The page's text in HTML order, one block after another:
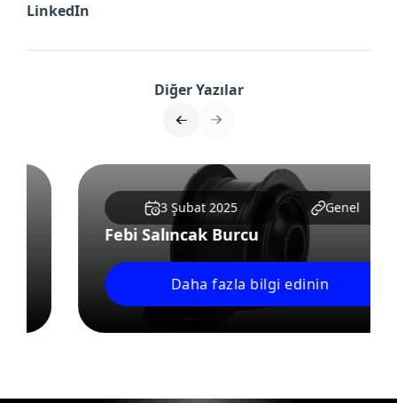
LinkedIn
Diğer Yazılar
3 Şubat 2025 Genel
Febi Salıncak Burcu
Daha fazla bilgi edinin